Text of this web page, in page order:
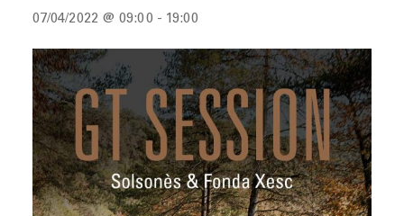
07/04/2022 @ 09:00 - 19:00